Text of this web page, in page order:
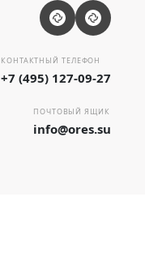
КОНТАКТНЫЙ ТЕЛЕФОН
+7 (495) 127-09-27
ПОЧТОВЫЙ ЯЩИК
info@ores.su